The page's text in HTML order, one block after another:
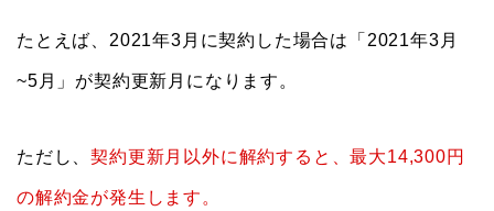
たとえば、2021年3月に契約した場合は「2021年3月
~5月」が契約更新月になります。
ただし、契約更新月以外に解約すると、最大14,300円
の解約金が発生します。